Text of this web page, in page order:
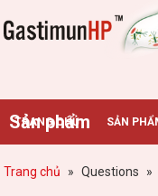
Gastimunhp
Sản phẩm
TRANG CHỦ SẢN
BỆNH DẠ DÀY TIN
Trang chủ » Questions »